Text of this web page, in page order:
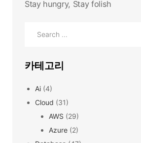
Stay hungry, Stay folish
카테고리
Ai (4)
Cloud (31)
AWS (29)
Azure (2)